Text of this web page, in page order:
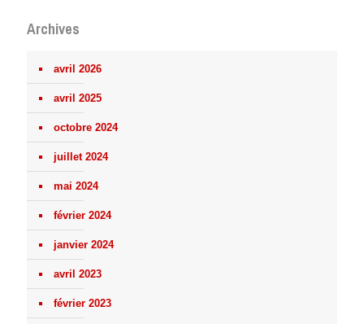
Archives
avril 2026
avril 2025
octobre 2024
juillet 2024
mai 2024
février 2024
janvier 2024
avril 2023
février 2023